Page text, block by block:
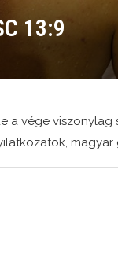
13:9
a vége viszonylag